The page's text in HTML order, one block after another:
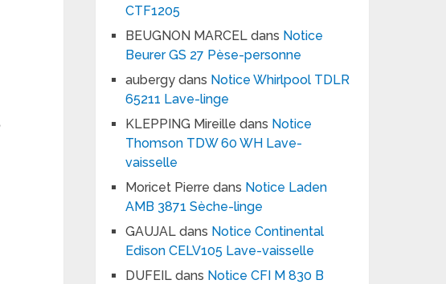
CTF1205
BEUGNON MARCEL dans Notice
Beurer GS 27 Pèse-personne
aubergy dans Notice Whirlpool TDLR
65211 Lave-linge
KLEPPING Mireille dans Notice
Thomson TDW 60 WH Lave-
vaisselle
Moricet Pierre dans Notice Laden
AMB 3871 Sèche-linge
GAUJAL dans Notice Continental
Edison CELV105 Lave-vaisselle
DUFEIL dans Notice CFI M 830 B